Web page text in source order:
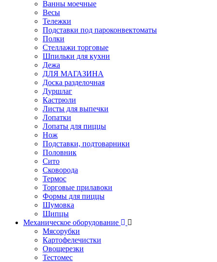
Ванны моечные
Весы
Тележки
Подставки под пароконвектоматы
Полки
Стеллажи торговые
Шпильки для кухни
Дежа
ДЛЯ МАГАЗИНА
Доска разделочная
Дуршлаг
Кастрюли
Листы для выпечки
Лопатки
Лопаты для пиццы
Нож
Подставки, подтоварники
Половник
Сито
Сковорода
Термос
Торговые прилавоки
Формы для пиццы
Шумовка
Щипцы
Механическое оборудование
Мясорубки
Картофелечистки
Овощерезки
Тестомес